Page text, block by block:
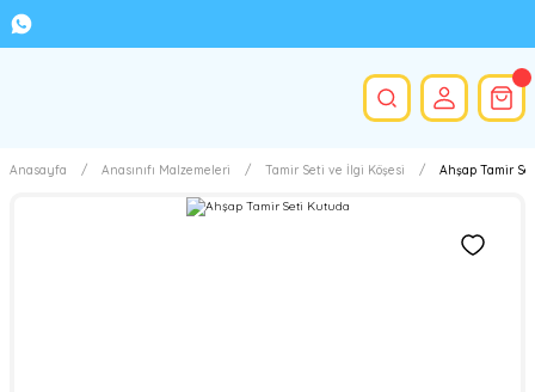
Anasayfa Anasınıfı Malzemeleri Tamir Seti ve İlgi Köşesi Ahşap Tamir